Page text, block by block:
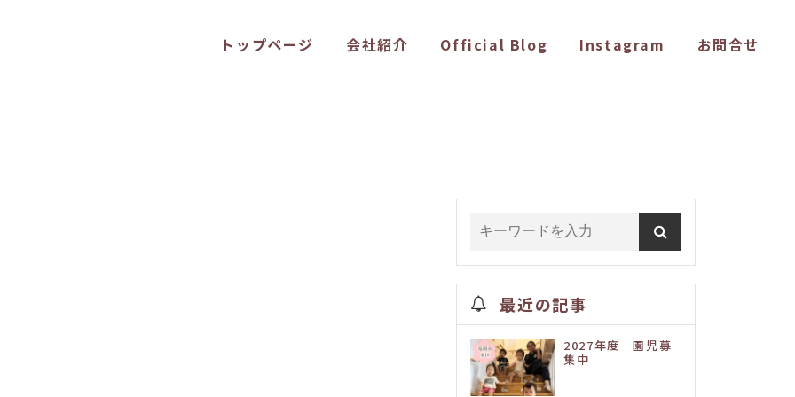
トップページ 会社紹介 Official Blog Instagram お問合せ
最近の記事
2027年度 園児募
集中